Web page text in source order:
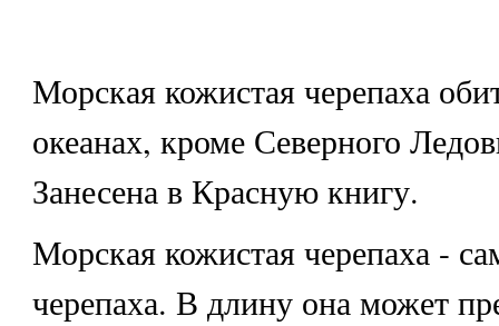
Морская кожистая черепаха
океанах, кроме Северного
Занесена в Красную книгу.
Морская кожистая черепаха -
черепаха. В длину она может